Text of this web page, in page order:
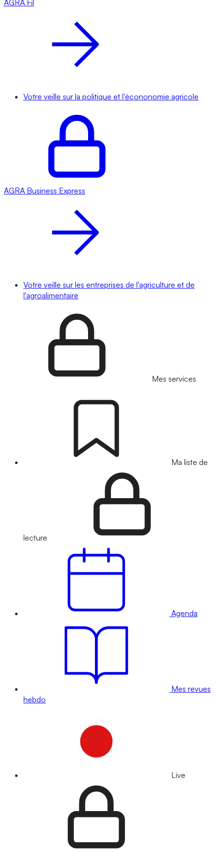
AGRA Fil
Votre veille sur la politique et l'écononomie agricole
AGRA Business Express
Votre veille sur les entreprises de l'agriculture et de
l'agroalimentaire
Mes services
Ma liste de
lecture
Agenda
Mes revues
hebdo
Live